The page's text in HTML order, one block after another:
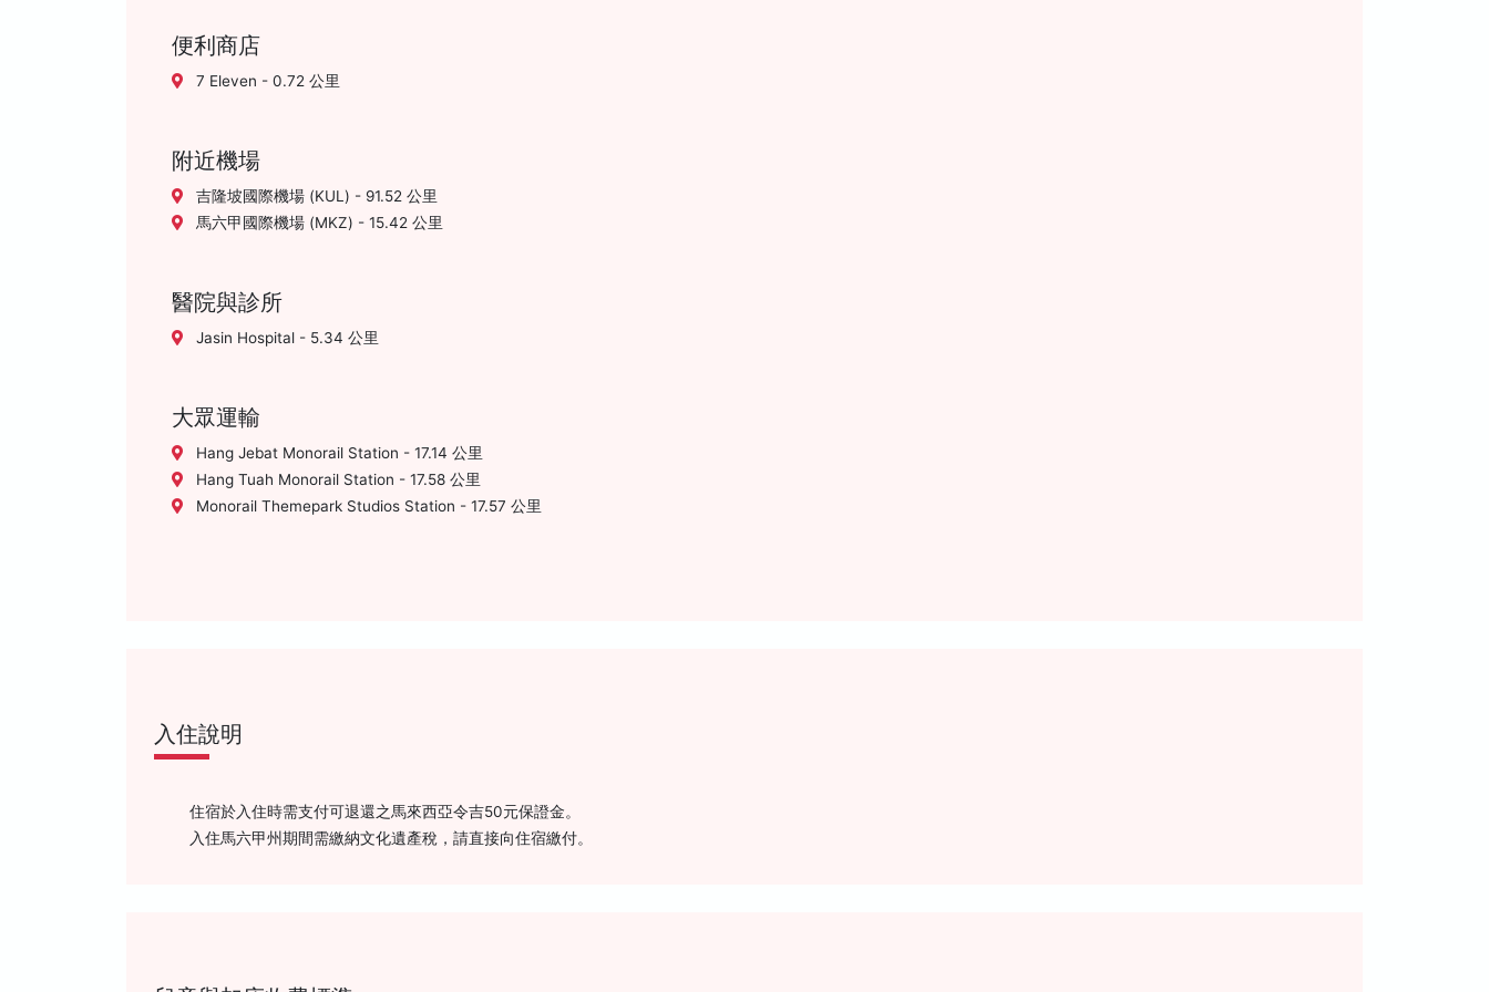
便利商店
7 Eleven - 0.72 公里
附近機場
吉隆坡國際機場 (KUL) - 91.52 公里
馬六甲國際機場 (MKZ) - 15.42 公里
醫院與診所
Jasin Hospital - 5.34 公里
大眾運輸
Hang Jebat Monorail Station - 17.14 公里
Hang Tuah Monorail Station - 17.58 公里
Monorail Themepark Studios Station - 17.57 公里
入住說明
住宿於入住時需支付可退還之馬來西亞令吉50元保證金。
入住馬六甲州期間需繳納文化遺產稅，請直接向住宿繳付。